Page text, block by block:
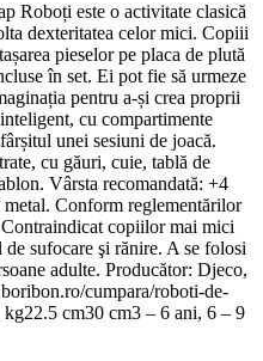
Roboți este o activitate clasică
dexteritatea celor mici. Copiii
pieselor pe placa de plută
în set. Ei pot fie să urmeze
pentru a-și crea proprii
cu compartimente
unei sesiuni de joacă.
cu găuri, cuie, tablă de
Vârsta recomandată: +4
Conform reglementărilor
copiilor mai mici
sufocare şi rănire. A se folosi
adulte. Producător: Djeco,
cumpara/roboti-de-
cm30 cm3 – 6 ani, 6 – 9